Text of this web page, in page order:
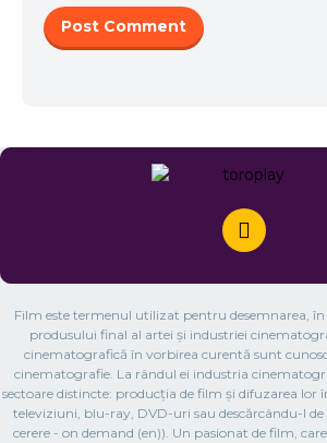
Film este termenul utilizat pentru desemnarea,
produsului final al artei și industriei
cinematografică în vorbirea curentă sunt
cinematografie. La rândul ei industria
sectoare distincte: producția de film și difuzarea lor
televiziuni, blu-ray, DVD-uri sau descărcându-l
cerere - on demand (en)). Un pasionat de film,